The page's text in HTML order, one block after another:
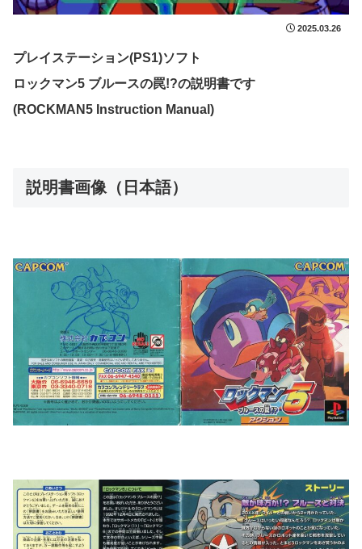
2025.03.26
プレイステーション(PS1)ソフト
ロックマン5 ブルースの罠!?の説明書です
(ROCKMAN5 Instruction Manual)
説明書画像（日本語）